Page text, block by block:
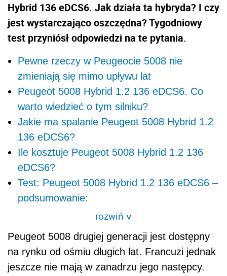
Hybrid 136 eDCS6. Jak działa ta hybryda? I czy
jest wystarczająco oszczędna? Tygodniowy
test przyniósł odpowiedzi na te pytania.
Pewne rzeczy w Peugeocie 5008 nie
zmieniają się mimo upływu lat
Peugeot 5008 Hybrid 1.2 136 eDCS6. Co
warto wiedzieć o tym silniku?
Jakie ma spalanie Peugeot 5008 Hybrid 1.2
136 eDCS6?
Ile kosztuje Peugeot 5008 Hybrid 1.2 136
eDCS6?
Test: Peugeot 5008 Hybrid 1.2 136 eDCS6 –
podsumowanie:
rozwiń>
Peugeot 5008 drugiej generacji jest dostępny
na rynku od ośmiu długich lat. Francuzi jednak
jeszcze nie mają w zanadrzu jego następcy.